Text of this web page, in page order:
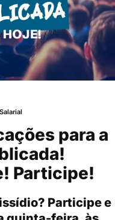
para a
Participe!
Participe e